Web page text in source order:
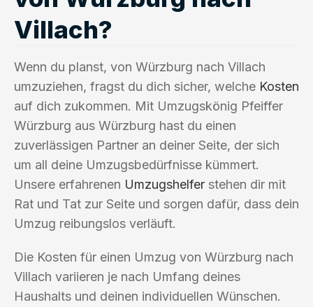
Villach?
Wenn du planst, von Würzburg nach Villach
umzuziehen, fragst du dich sicher, welche Kosten
auf dich zukommen. Mit Umzugskönig Pfeiffer
Würzburg aus Würzburg hast du einen
zuverlässigen Partner an deiner Seite, der sich
um all deine Umzugsbedürfnisse kümmert.
Unsere erfahrenen Umzugshelfer stehen dir mit
Rat und Tat zur Seite und sorgen dafür, dass dein
Umzug reibungslos verläuft.
Die Kosten für einen Umzug von Würzburg nach
Villach variieren je nach Umfang deines
Haushalts und deinen individuellen Wünschen.